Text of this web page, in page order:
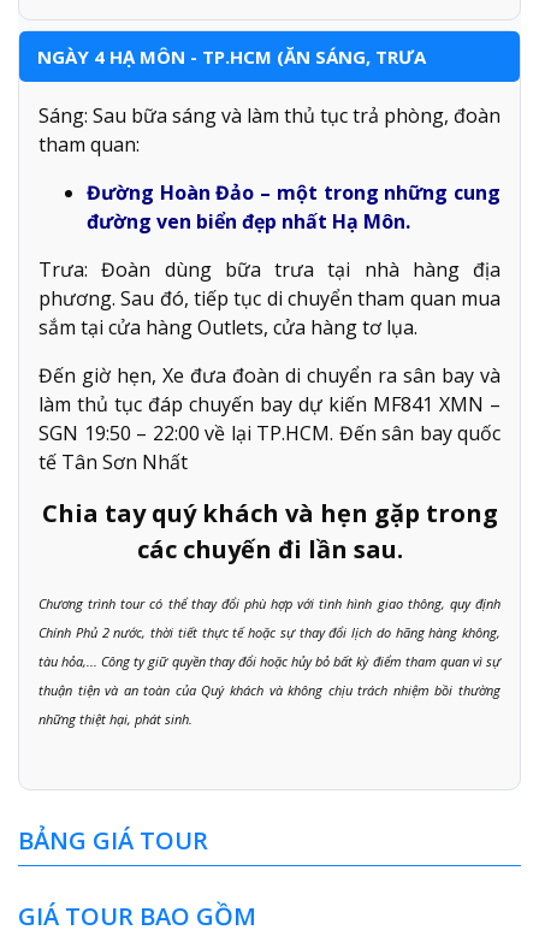
NGÀY 4 HẠ MÔN - TP.HCM (ĂN SÁNG, TRƯA
Sáng: Sau bữa sáng và làm thủ tục trả phòng, đoàn
tham quan:
Đường Hoàn Đảo – một trong những cung
đường ven biển đẹp nhất Hạ Môn.
Trưa: Đoàn dùng bữa trưa tại nhà hàng địa
phương. Sau đó, tiếp tục di chuyển tham quan mua
sắm tại cửa hàng Outlets, cửa hàng tơ lụa.
Đến giờ hẹn, Xe đưa đoàn di chuyển ra sân bay và
làm thủ tục đáp chuyến bay dự kiến MF841 XMN –
SGN 19:50 – 22:00 về lại TP.HCM. Đến sân bay quốc
tế Tân Sơn Nhất
Chia tay quý khách và hẹn gặp trong
các chuyến đi lần sau.
Chương trình tour có thể thay đổi phù hợp với tình hình giao thông, quy định
Chính Phủ 2 nước, thời tiết thực tế hoặc sự thay đổi lịch do hãng hàng không,
tàu hỏa,... Công ty giữ quyền thay đổi hoặc hủy bỏ bất kỳ điểm tham quan vì sự
thuận tiện và an toàn của Quý khách và không chịu trách nhiệm bồi thường
những thiệt hại, phát sinh.
BẢNG GIÁ TOUR
GIÁ TOUR BAO GỒM